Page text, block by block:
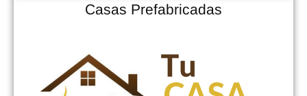
Casas Prefabricadas